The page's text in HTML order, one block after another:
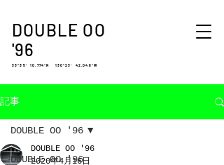
DOUBLE OO
'96
33°35′ 10.774″N 130°23′ 42.048″W
記事
DOUBLE OO '96
DOUBLE OO '96
DOUBLE OO '96
2020年4月16日